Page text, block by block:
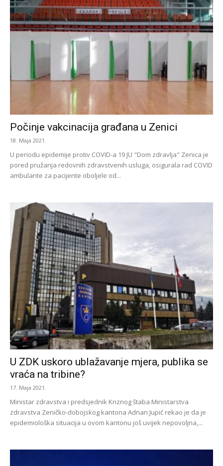
Počinje vakcinacija građana u Zenici
18. Maja 2021.
U periodu epidemije protiv COVID-a 19 JU "Dom zdravlja" Zenica je
pored pružanja redovnih zdravstvenih usluga, osigurala rad COVID
ambulante za pacijente oboljele od...
U ZDK uskoro ublažavanje mjera, publika se
vraća na tribine?
17. Maja 2021.
Ministar zdravstva i predsjednik Kriznog štaba Ministarstva
zdravstva Zeničko-dobojskog kantona Adnan Jupić rekao je da je
epidemiološka situacija u ovom kantonu još uvijek nepovoljna,...